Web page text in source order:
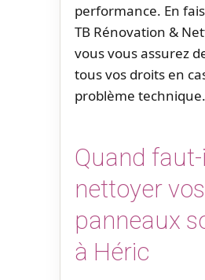
performance. En
TB Rénovation &
vous vous assurez
tous vos droits en
problème technique.
Quand faut-
nettoyer vos
panneaux
à Héric